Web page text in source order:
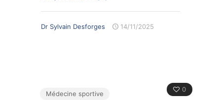
Dr Sylvain Desforges 14/11/2025
0
Médecine sportive